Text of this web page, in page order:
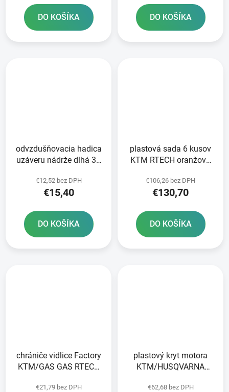
DO KOŠÍKA DO KOŠÍKA
odvzdušňovacia hadica
uzáveru nádrže dlhá 36
€12,52 bez DPH
€15,40
DO KOŠÍKA
plastová sada 6 kusov
KTM RTECH oranžová
€106,26 bez DPH
€130,70
DO KOŠÍKA
chrániče vidlice Factory
KTM/GAS GAS RTECH
€21,79 bez DPH
plastový kryt motora
KTM/HUSQVARNA
€62,68 bez DPH